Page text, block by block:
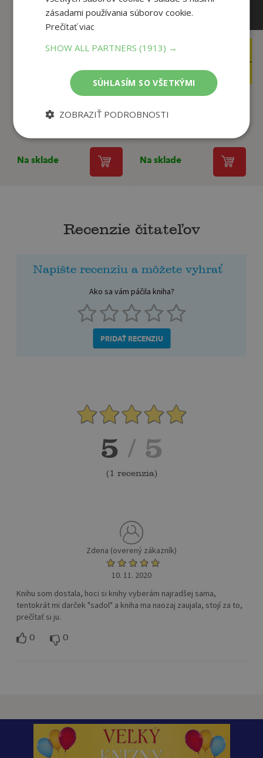
10,90€
2,90€
Valkýry
Na sklade
12
My deti zo stanice Zoo
Na sklade
Recenzie čitateľov
Napíšte recenziu a môžete vyhrať
Ako sa vám páčila kniha?
PRIDAŤ RECENZIU
5 / 5
(1 recenzia)
Zdena (overený zákazník)
10. 11. 2020
Knihu som dostala, hoci si knihy vyberám najradšej sama,
tentokrát mi darček "sadol" a kniha ma naozaj zaujala, stojí za to,
prečítať si ju.
0 0
zásadami používania súborov cookie.
Prečítať viac
SHOW ALL PARTNERS(1913) →
SÚHLASÍM SO VŠETKÝMI
ZOBRAZIŤ PODROBNOSTI